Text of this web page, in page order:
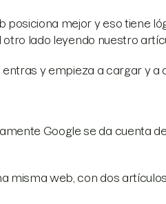
mejor y eso tiene
lado leyendo nuestro
y empieza a cargar y a
Google se da cuenta
misma web, con dos